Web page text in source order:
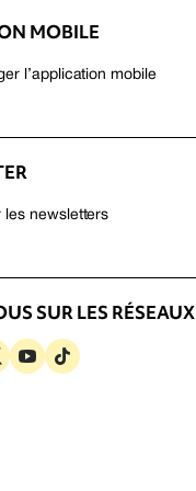
MOBILE
l’application mobile
les newsletters
SUR LES RÉSEAUX